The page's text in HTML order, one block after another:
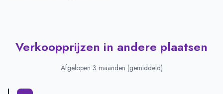
Verkoopprijzen in andere plaatsen
Afgelopen 3 maanden (gemiddeld)